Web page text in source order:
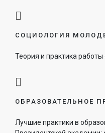
CОЦИОЛОГИЯ
Теория и практика
ОБРАЗОВАТЕЛЬНОЕ
Лучшие практики в